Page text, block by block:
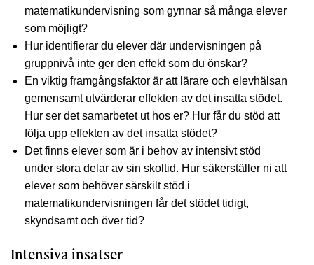
matematikundervisning som gynnar så många elever
som möjligt?
Hur identifierar du elever där undervisningen på
gruppnivå inte ger den effekt som du önskar?
En viktig framgångsfaktor är att lärare och elevhälsan
gemensamt utvärderar effekten av det insatta stödet.
Hur ser det samarbetet ut hos er? Hur får du stöd att
följa upp effekten av det insatta stödet?
Det finns elever som är i behov av intensivt stöd
under stora delar av sin skoltid. Hur säkerställer ni att
elever som behöver särskilt stöd i
matematikundervisningen får det stödet tidigt,
skyndsamt och över tid?
Intensiva insatser